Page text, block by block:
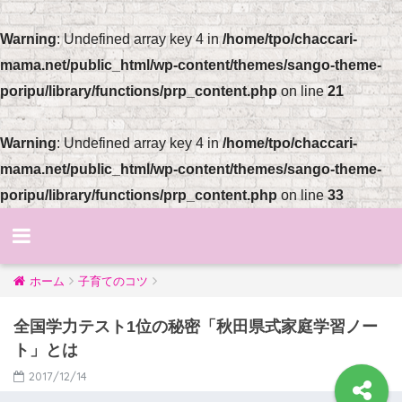
Warning: Undefined array key 4 in/home/tpo/chaccari-
mama.net/public_html/wp-content/themes/sango-theme-
poripu/library/functions/prp_content.php on line 21
Warning: Undefined array key 4 in/home/tpo/chaccari-
mama.net/public_html/wp-content/themes/sango-theme-
poripu/library/functions/prp_content.php on line33
ホーム 子育てのコツ
全国学力テスト1位の秘密「秋田県式家庭学習ノー
ト」とは
2017/12/14